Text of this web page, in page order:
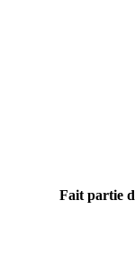
Fait partie